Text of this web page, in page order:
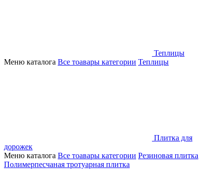
Теплицы
Меню каталога Все тоавары категории Теплицы
Плитка для
дорожек
Меню каталога Все тоавары категории Резиновая плитка
Полимерпесчаная тротуарная плитка